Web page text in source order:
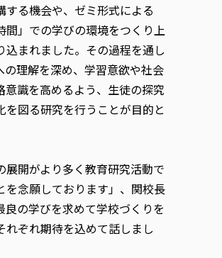
する機会や、ゼミ形式による
間」での学びの環境をつくり上
込まれました。その過程を通し
の理解を深め、学習意欲や社会
意識を高めるよう、生徒の探究
を図る研究を行うことが目的と
展開がより多く教育研究活動で
を念願しております」、関校長
良の学びを求めて学校づくりを
れぞれ期待を込めて話しまし